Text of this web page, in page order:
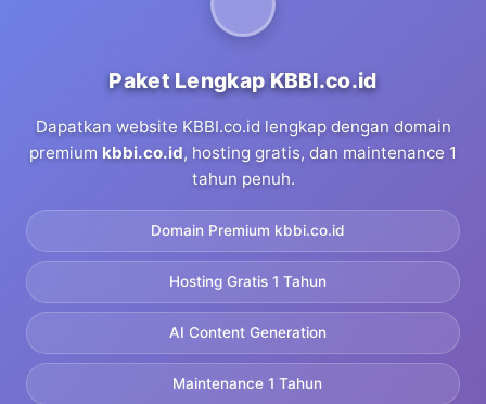
Paket Lengkap KBBI.co.id
Dapatkan website KBBI.co.id lengkap dengan domain
premium kbbi.co.id, hosting gratis, dan maintenance 1
tahun penuh.
Domain Premium kbbi.co.id
Hosting Gratis 1 Tahun
AI Content Generation
Maintenance 1 Tahun